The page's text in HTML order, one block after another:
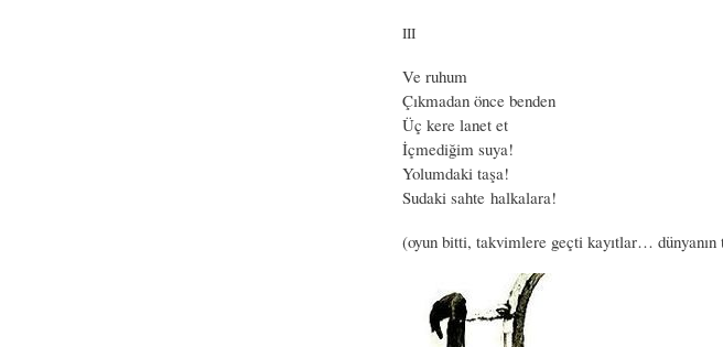
III
Ve ruhum
Çıkmadan önce benden
Üç kere lanet et
İçmediğim suya!
Yolumdaki taşa!
Sudaki sahte halkalara!
(oyun bitti, takvimlere geçti kayıtlar…